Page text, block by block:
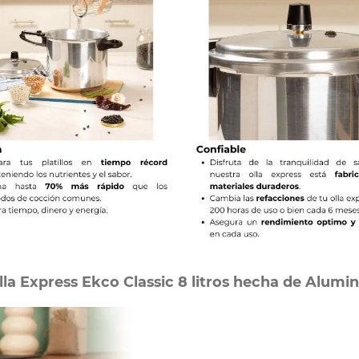
Express Ekco Classic 8 litros hecha de